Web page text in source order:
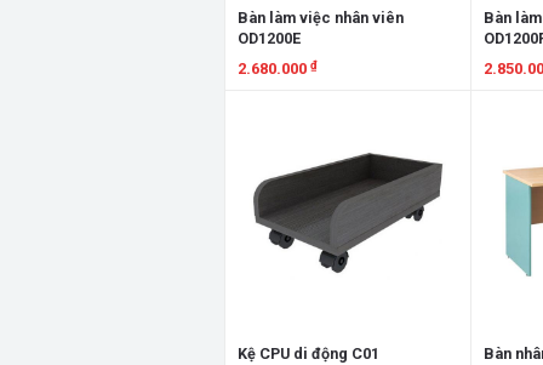
Bàn làm việc nhân viên
OD1200E
2.680.000 ₫
Bàn
Kệ CPU di động C01 Bàn